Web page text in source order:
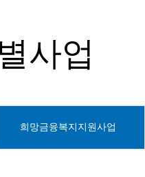
사업
희망금융복지지원사업